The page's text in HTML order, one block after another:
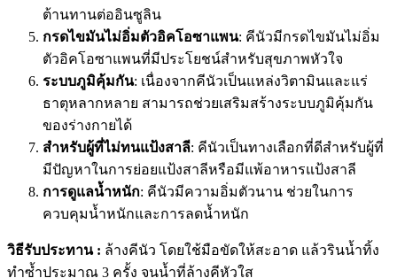
ต้านทานต่ออินซูลิน
กรดไขมันไม่อิ่มตัวอิคโอซาแพน: คีนัวมีกรดไขมันไม่อิ่ม
ตัวอิคโอซาแพนที่มีประโยชน์สำหรับสุขภาพหัวใจ
ระบบภูมิคุ้มกัน: เนื่องจากคีนัวเป็นแหล่งวิตามินและแร่
ธาตุหลากหลาย สามารถช่วยเสริมสร้างระบบภูมิคุ้มกัน
ของร่างกายได้
สำหรับผู้ที่ไม่ทนแป้งสาลี: คีนัวเป็นทางเลือกที่ดีสำหรับผู้ที่
มีปัญหาในการย่อยแป้งสาลีหรือมีแพ้อาหารแป้งสาลี
การดูแลน้ำหนัก: คีนัวมีความอิ่มตัวนาน ช่วยในการ
ควบคุมน้ำหนักและการลดน้ำหนัก
วิธีรับประทาน : ล้างคีนัว โดยใช้มือขัดให้สะอาด แล้วรินน้ำทิ้ง
ทำซ้ำประมาณ 3 ครั้ง จนน้ำที่ล้างคีหัวใส